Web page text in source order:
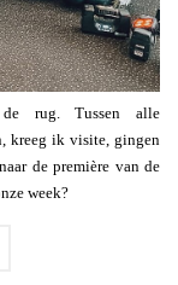
rug. Tussen alle
kreeg ik visite, gingen
de première van de
week?